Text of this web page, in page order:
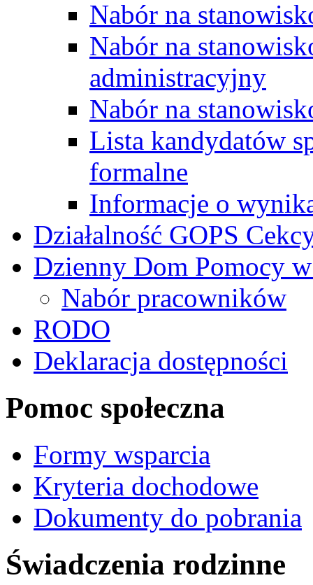
Nabór na
Nabór na
administracyjny
Nabór na
Lista kandydatów
formalne
Informacje o
Działalność GOPS
Dzienny Dom Pomocy
Nabór pracowników
RODO
Deklaracja dostępności
Pomoc społeczna
Formy wsparcia
Kryteria dochodowe
Dokumenty do pobrania
Świadczenia rodzinne